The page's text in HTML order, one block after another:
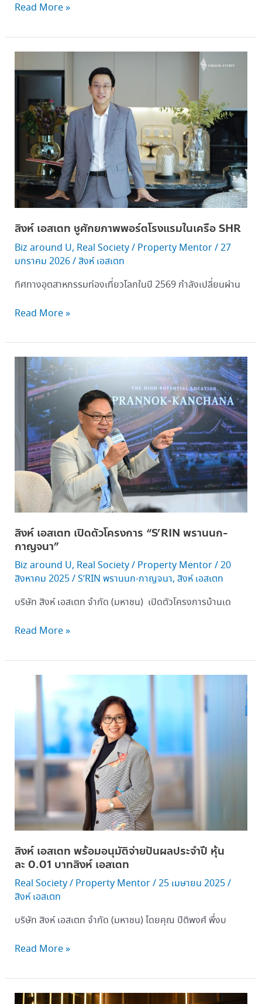
Read More »
สิงห์ เอสเตท ชูศักยภาพพอร์ตโรงแรมในเครือ SHR
Biz around U, Real Society/ Property Mentor/27
มกราคม 2026/สิงห์ เอสเตท
ทิศทางอุตสาหกรรมท่องเที่ยวโลกในปี 2569 กำลังเปลี่ยนผ่าน
เอ
ศักยภาพ
พอร์ต
โรงแรม
เครือ SHR
Read More »
สิงห์ เอสเตท เปิดตัวโครงการ “S’RIN พรานนก-
กาญจนา”
Biz around U, Real Society/ Property Mentor/20
สิงหาคม 2025/S’RIN พรานนก-กาญจนา, สิงห์ เอสเตท
บริษัท สิงห์ เอสเตท จำกัด (มหาชน) เปิดตัวโครงการบ้านเด
สิงห์
สเตท
โครงการ
“S’RIN พรานนก-
กาญจนา”
Read More »
สิงห์ เอสเตท พร้อมอนุมัติจ่ายปันผลประจำปี หุ้น
ละ 0.01 บาทสิงห์ เอสเตท
Real Society/ Property Mentor/25 เมษายน 2025/
สิงห์ เอสเตท
บริษัท สิงห์ เอสเตท จำกัด (มหาชน) โดยคุณ ปีติพงศ์ พึ่งบ
สเตท
พร้อม
จ่าย
ปันผล
ประจำ
หุ้น
ละ 0.01 บาท
เอ
สเตท
Read More »
“Craft